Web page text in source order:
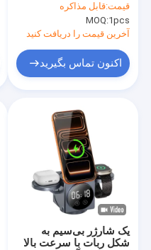
بازوی رباتیک شارژر بی
سیم قابل گسترش بسیار
خنک
قیمت:قابل مذاکره
MOQ:1pcs
آخرین قیمت را دریافت کنید
اکنون تماس بگیرید
یک شارژر بی‌سیم به
شکل ربات با سرعت بالا